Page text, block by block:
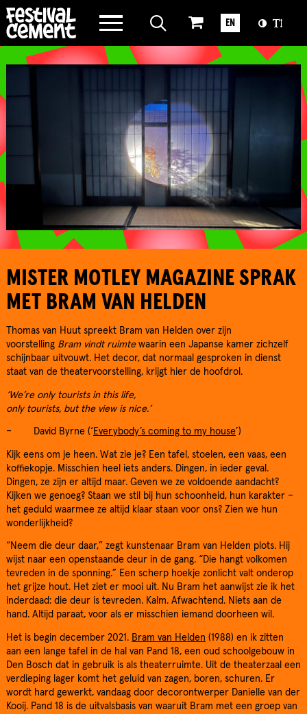
WAT WE DOEN
OVER CEMENT
EN
MISTER MOTLEY MAGAZINE SPRAK
MET BRAM VAN HELDEN
Thomas van Huut spreekt Bram van Helden over zijn
voorstelling Bram vindt ruimte waarin een Japanse kamer zichzelf
schijnbaar uitvouwt. Het decor, dat normaal gesproken in dienst
staat van de theatervoorstelling, krijgt hier de hoofdrol.
‘We’re only tourists in this life,
only tourists, but the view is nice.’
– David Byrne (‘ Everybody’s coming to my house’)
Kijk eens om je heen. Wat zie je? Een tafel, stoelen, een vaas, een
koffiekopje. Misschien heel iets anders. Dingen, in ieder geval.
Dingen, ze zijn er altijd maar. Geven we ze voldoende aandacht?
Kijken we genoeg? Staan we stil bij hun schoonheid, hun karakter –
het geduld waarmee ze altijd klaar staan voor ons? Zien we hun
wonderlijkheid?
“Neem die deur daar,” zegt kunstenaar Bram van Helden plots. Hij
wijst naar een openstaande deur in de gang. “Die hangt volkomen
tevreden in de sponning.” Een scherp hoekje zonlicht valt onderop
het grijze hout. Het ziet er mooi uit. Nu Bram het aanwijst zie ik het
inderdaad: die deur is tevreden. Kalm. Afwachtend. Niets aan de
hand. Altijd paraat, voor als er misschien iemand doorheen wil.
Het is begin december 2021. Bram van Helden (1988) en ik zitten
aan een lange tafel in de hal van Pand 18, een oud schoolgebouw in
Den Bosch dat in gebruik is als theaterruimte. Uit de theaterzaal een
verdieping lager komt het geluid van zagen, boren, schuren. Er
wordt hard gewerkt, vandaag door decorontwerper Danielle van der
Kooij. Pand 18 is de uitvalsbasis van waaruit Bram met een groep van